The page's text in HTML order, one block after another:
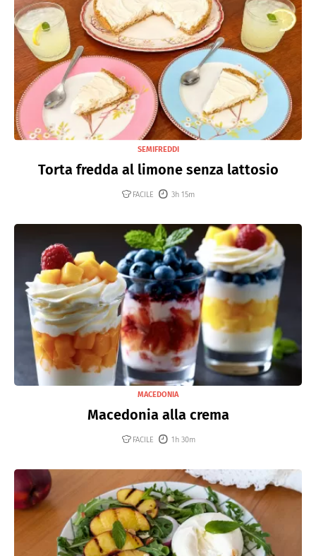
SEMIFREDDI
Torta fredda al limone senza lattosio
FACILE 3h 15m
MACEDONIA
Macedonia alla crema
FACILE 1h 30m